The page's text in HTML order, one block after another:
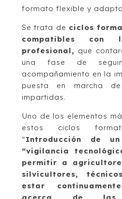
formato flexible y
Se trata de ciclos
compatibles con
profesional, que
una fase de
acompañamiento en la
puesta en marcha
impartidas.
Uno de los elementos
estos ciclos
“Introducción de
“vigilancia
permitir a
silvicultores,
estar